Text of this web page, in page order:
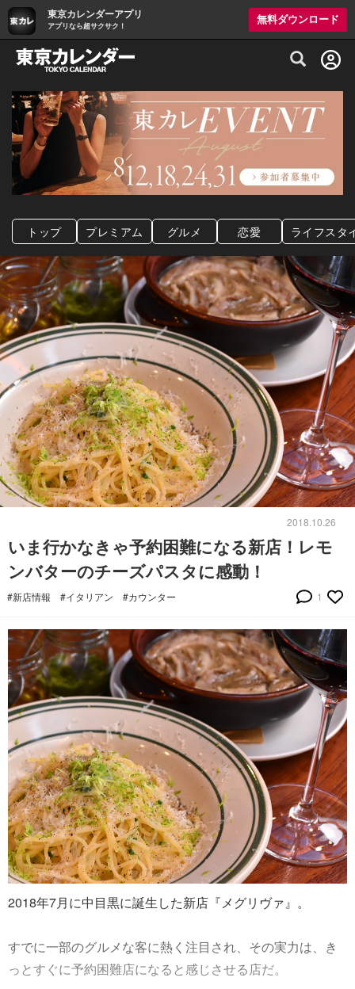
東京カレンダーアプリ
アプリなら超サクサク！
無料ダウンロード
グルメ情報・プレミアムレストラン予約
トップ プレミアム グルメ 恋愛 ライフスタ
2018.10.26
いま行かなきゃ予約困難になる新店！レモ
ンバターのチーズパスタに感動！
#新店情報 #イタリアン #カウンター 1
2018年7月に中目黒に誕生した新店『メグリヴァ』。
すでに一部のグルメな客に熱く注目され、その実力は、き
っとすぐに予約困難店になると感じさせる店だ。